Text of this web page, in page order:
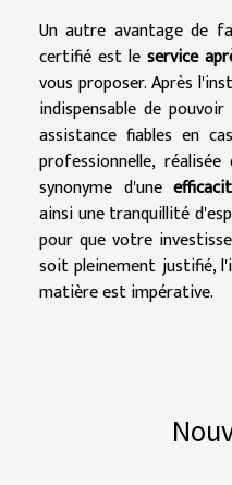
Un autre avantage de
certifié est le service
vous proposer. Après
indispensable de
assistance fiables en
professionnelle,
synonyme d'une
ainsi une tranquillité
pour que votre
soit pleinement justifié,
matière est impérative.